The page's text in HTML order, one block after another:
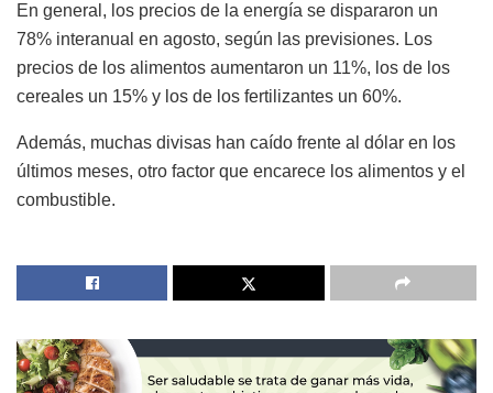
En general, los precios de la energía se dispararon un
78% interanual en agosto, según las previsiones. Los
precios de los alimentos aumentaron un 11%, los de los
cereales un 15% y los de los fertilizantes un 60%.
Además, muchas divisas han caído frente al dólar en los
últimos meses, otro factor que encarece los alimentos y el
combustible.